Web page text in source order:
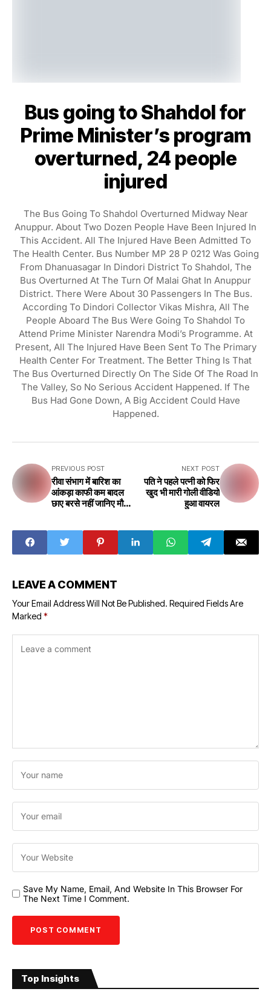
Bus going to Shahdol for
Prime Minister’s program
overturned, 24 people
injured
The Bus Going To Shahdol Overturned Midway Near
Anuppur. About Two Dozen People Have Been Injured In
This Accident. All The Injured Have Been Admitted To
The Health Center. Bus Number MP 28 P 0212 Was Going
From Dhanuasagar In Dindori District To Shahdol, The
Bus Overturned At The Turn Of Malai Ghat In Anuppur
District. There Were About 30 Passengers In The Bus.
According To Dindori Collector Vikas Mishra, All The
People Aboard The Bus Were Going To Shahdol To
Attend Prime Minister Narendra Modi’s Programme. At
Present, All The Injured Have Been Sent To The Primary
Health Center For Treatment. The Better Thing Is That
The Bus Overturned Directly On The Side Of The Road In
The Valley, So No Serious Accident Happened. If The
Bus Had Gone Down, A Big Accident Could Have
Happened.
PREVIOUS POST
रीवा संभाग में बारिश का
आंकड़ा काफी कम बादल
छाए बरसे नहीं जानिए मौसम
NEXT POST
पति ने पहले पत्नी को फिर
खुद भी मारी गोली वीडियो
हुआ वायरल
LEAVE A COMMENT
Your Email Address Will Not Be Published. Required Fields Are
Marked *
Save My Name, Email, And Website In This Browser For
The Next Time I Comment.
Top Insights